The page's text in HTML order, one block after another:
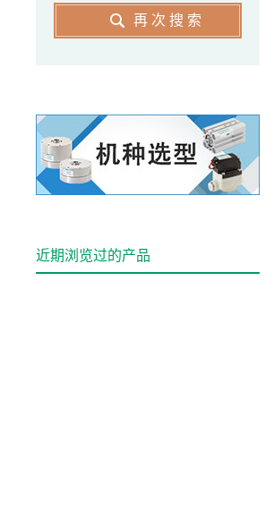
再次搜索
近期浏览过的产品